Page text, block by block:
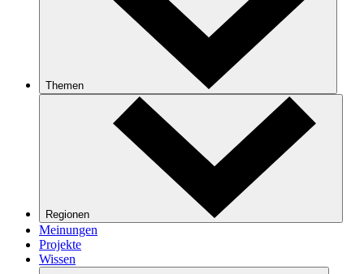
Themen
Regionen
Meinungen
Projekte
Wissen